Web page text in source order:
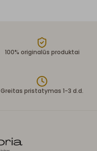
100% originalūs produktai
Greitas pristatymas 1-3 d.d.